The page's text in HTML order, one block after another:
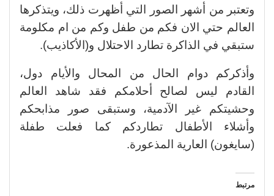
وتعتبر من أشهر الصور التي أظهرت ذلك، ويتذكرها
العالم حتي الان فكم من طفل وكم من ام مكلومة
ستبقي في الذاكرة تطارد الاحتلال و(الأكاذيب).
وأذكركم دوام الحال من المحال والأيام دول،
القادم ليس لصالح أحلامكم فقد شاهد العالم
وحشيتكم غير الآدمية، وستبقى صور مذابحكم
وأشلاء الأطفال تطاردكم كما فعلت طفلة
(سايغون) العارية المذعورة.
مرتبط